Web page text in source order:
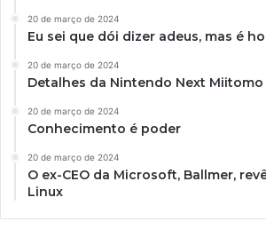
20 de março de 2024
Eu sei que dói dizer adeus, mas é
20 de março de 2024
Detalhes da Nintendo Next
20 de março de 2024
Conhecimento é poder
20 de março de 2024
O ex-CEO da Microsoft, Ballmer,
Linux